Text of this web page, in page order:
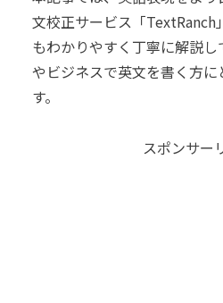
文校正サービス「TextRanch
もわかりやすく丁寧に解説
やビジネスで英文を書く方
す。
スポンサー